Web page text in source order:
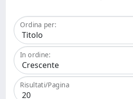
Ordina per:
In ordine:
Risultati/Pagina